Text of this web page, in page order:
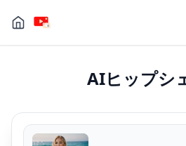
AIヒップシ